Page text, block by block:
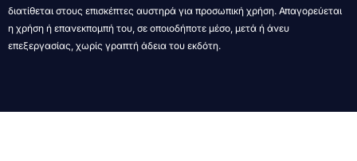
διατίθεται στους επισκέπτες αυστηρά για προσωπική χρήση. Απαγορεύεται
η χρήση ή επανεκπομπή του, σε οποιοδήποτε μέσο, μετά ή άνευ
επεξεργασίας, χωρίς γραπτή άδεια του εκδότη.